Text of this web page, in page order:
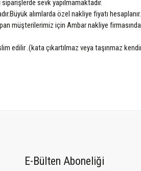
sevk yapılmamaktadır.
alımlarda özel nakliye fiyatı hesaplanır.
müşterilerimiz için Ambar nakliye
edilir .(kata çıkartılmaz veya taşınmaz
Bu ürüne ilk yorumu siz yapın!
E-Bülten Aboneliği